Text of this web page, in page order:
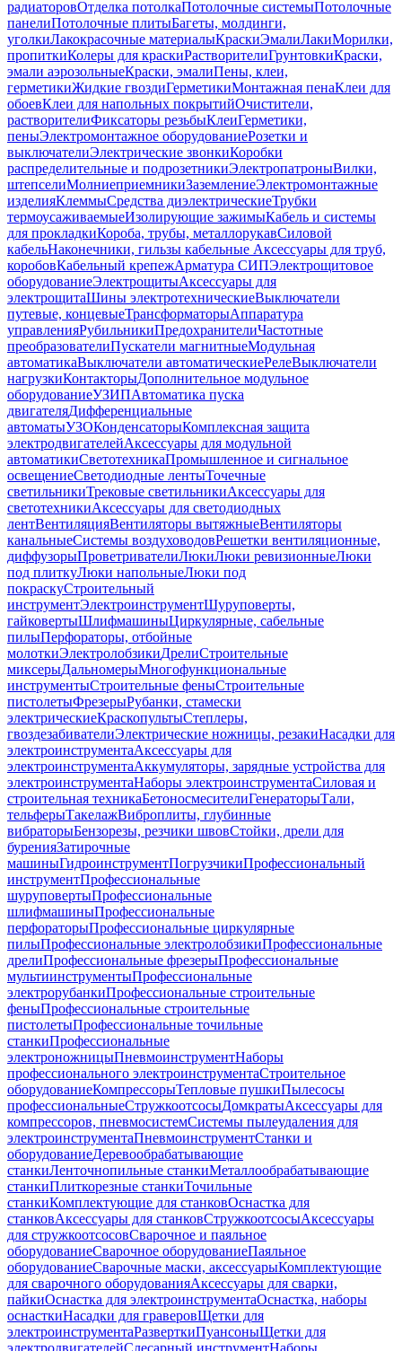
радиаторовОтделка потолкаПотолочные системыПотолочные
панелиПотолочные плитыБагеты, молдинги,
уголкиЛакокрасочные материалыКраскиЭмалиЛакиМорилки,
пропиткиКолеры для краскиРастворителиГрунтовкиКраски,
эмали аэрозольныеКраски, эмалиПены, клеи,
герметикиЖидкие гвоздиГерметикиМонтажная пенаКлеи для
обоевКлеи для напольных покрытийОчистители,
растворителиФиксаторы резьбыКлеиГерметики,
пеныЭлектромонтажное оборудованиеРозетки и
выключателиЭлектрические звонкиКоробки
распределительные и подрозетникиЭлектропатроныВилки,
штепселиМолниеприемникиЗаземлениеЭлектромонтажные
изделияКлеммыСредства диэлектрическиеТрубки
термоусаживаемыеИзолирующие зажимыКабель и системы
для прокладкиКороба, трубы, металлорукавСиловой
кабельНаконечники, гильзы кабельные Аксессуары для труб,
коробовКабельный крепежАрматура СИПЭлектрощитовое
оборудованиеЭлектрощитыАксессуары для
электрощитаШины электротехническиеВыключатели
путевые, концевыеТрансформаторыАппаратура
управленияРубильникиПредохранителиЧастотные
преобразователиПускатели магнитныеМодульная
автоматикаВыключатели автоматическиеРелеВыключатели
нагрузкиКонтакторыДополнительное модульное
оборудованиеУЗИПАвтоматика пуска
двигателяДифференциальные
автоматыУЗОКонденсаторыКомплексная защита
электродвигателейАксессуары для модульной
автоматикиСветотехникаПромышленное и сигнальное
освещениеСветодиодные лентыТочечные
светильникиТрековые светильникиАксессуары для
светотехникиАксессуары для светодиодных
лентВентиляцияВентиляторы вытяжныеВентиляторы
канальныеСистемы воздуховодовРешетки вентиляционные,
диффузорыПроветривателиЛюкиЛюки ревизионныеЛюки
под плиткуЛюки напольныеЛюки под
покраскуСтроительный
инструментЭлектроинструментШуруповерты,
гайковертыШлифмашиныЦиркулярные, сабельные
пилыПерфораторы, отбойные
молоткиЭлектролобзикиДрелиСтроительные
миксерыДальномерыМногофункциональные
инструментыСтроительные феныСтроительные
пистолетыФрезерыРубанки, стамески
электрическиеКраскопультыСтеплеры,
гвоздезабивателиЭлектрические ножницы, резакиНасадки для
электроинструментаАксессуары для
электроинструментаАккумуляторы, зарядные устройства для
электроинструментаНаборы электроинструментаСиловая и
строительная техникаБетоносмесителиГенераторыТали,
тельферыТакелажВиброплиты, глубинные
вибраторыБензорезы, резчики швовСтойки, дрели для
буренияЗатирочные
машиныГидроинструментПогрузчикиПрофессиональный
инструментПрофессиональные
шуруповертыПрофессиональные
шлифмашиныПрофессиональные
перфораторыПрофессиональные циркулярные
пилыПрофессиональные электролобзикиПрофессиональные
дрелиПрофессиональные фрезерыПрофессиональные
мультиинструментыПрофессиональные
электрорубанкиПрофессиональные строительные
феныПрофессиональные строительные
пистолетыПрофессиональные точильные
станкиПрофессиональные
электроножницыПневмоинструментНаборы
профессионального электроинструментаСтроительное
оборудованиеКомпрессорыТепловые пушкиПылесосы
профессиональныеСтружкоотсосыДомкратыАксессуары для
компрессоров, пневмосистемСистемы пылеудаления для
электроинструментаПневмоинструментСтанки и
оборудованиеДеревообрабатывающие
станкиЛенточнопильные станкиМеталлообрабатывающие
станкиПлиткорезные станкиТочильные
станкиКомплектующие для станковОснастка для
станковАксессуары для станковСтружкоотсосыАксессуары
для стружкоотсосовСварочное и паяльное
оборудованиеСварочное оборудованиеПаяльное
оборудованиеСварочные маски, аксессуарыКомплектующие
для сварочного оборудованияАксессуары для сварки,
пайкиОснастка для электроинструментаОснастка, наборы
оснасткиНасадки для граверовЩетки для
электроинструментаРазверткиПуансоныЩетки для
электродвигателейСлесарный инструментНаборы